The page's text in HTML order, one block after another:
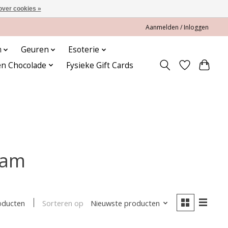
Aanmelden / Inloggen
Geuren
Esoterie
Chocolade
Fysieke Gift Cards
Sorteren op Nieuwste producten
cookies »